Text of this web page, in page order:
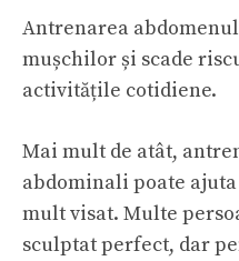
Antrenarea
mușchilor și scade
activitățile cotidiene.
Mai mult de atât,
abdominali poate
mult visat. Multe
sculptat perfect, dar